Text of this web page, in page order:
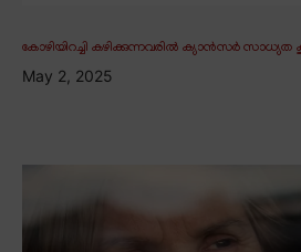
കോഴിയിറച്ചി കഴിക്കുന്നവരിൽ ക്യാൻസർ
May 2, 2025